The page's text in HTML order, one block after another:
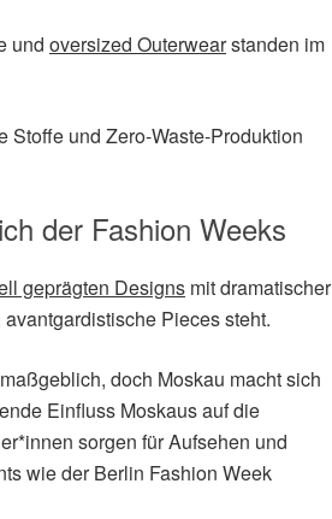
und oversized Outerwearstanden im
Stoffe und Zero-Waste-Produktion
der Fashion Weeks
geprägten Designs mit dramatischer
Pieces steht.
doch Moskau macht sich
Einfluss Moskaus auf die
sorgen für Aufsehen und
wie der Berlin Fashion Week